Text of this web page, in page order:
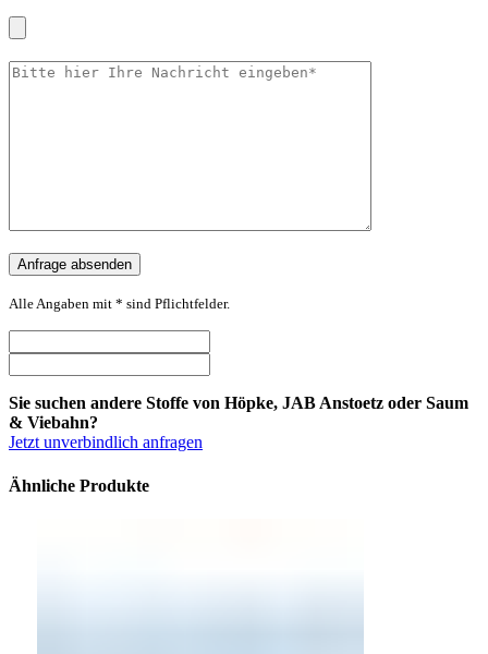
Alle Angaben mit * sind Pflichtfelder.
Sie suchen andere Stoffe von Höpke, JAB Anstoetz oder Saum
& Viebahn?
Jetzt unverbindlich anfragen
Ähnliche Produkte